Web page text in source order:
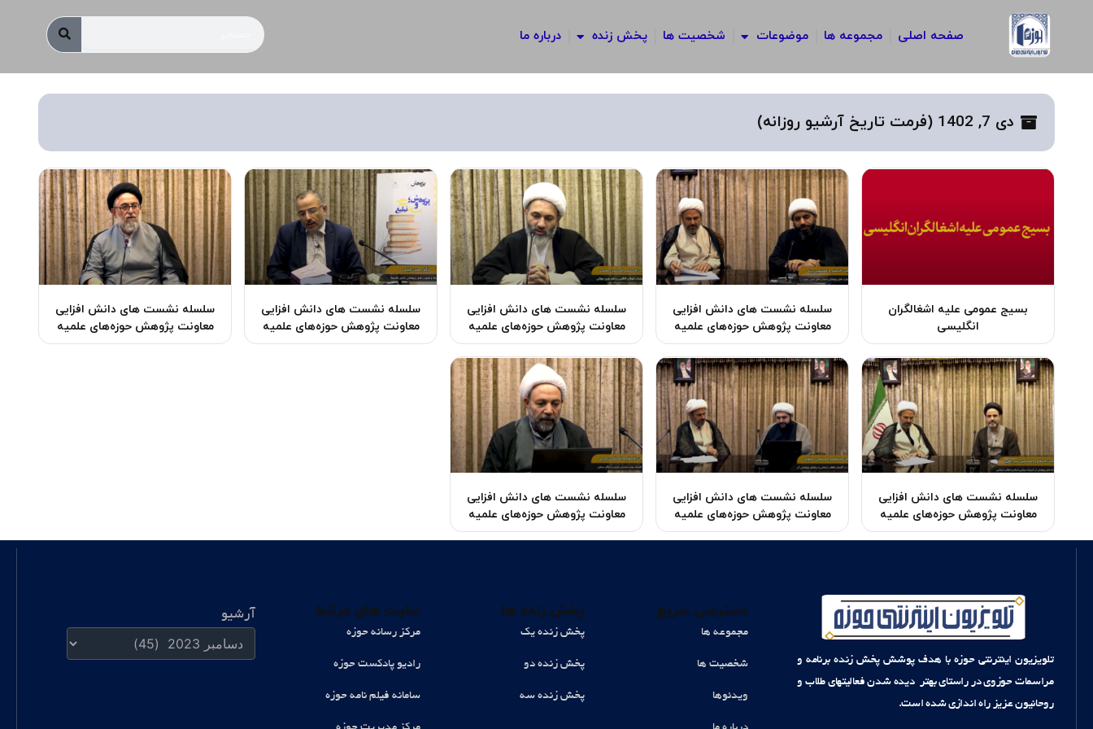
صفحه اصلی مجموعه ها موضوعات شخصیت ها پخش زنده درباره ما
جستجو
دی 7, 1402 (فرمت تاریخ آرشیو روزانه)
بسیج عمومی علیه اشغالگران
انگلیسی
سلسله نشست ‌های دانش افزایی
معاونت پژوهش حوزه‌های علمیه
سلسله نشست ‌های دانش افزایی
معاونت پژوهش حوزه‌های علمیه
سلسله نشست ‌های دانش افزایی
معاونت پژوهش حوزه‌های علمیه
سلسله نشست ‌های دانش افزایی
معاونت پژوهش حوزه‌های علمیه
سلسله نشست ‌های دانش افزایی
معاونت پژوهش حوزه‌های علمیه
سلسله نشست ‌های دانش افزایی
معاونت پژوهش حوزه‌های علمیه
سلسله نشست ‌های دانش افزایی
معاونت پژوهش حوزه‌های علمیه
تلویزیون اینترنتی حوزه با هدف پوشش پخش زنده برنامه و
مراسمات حوزوی در راستای بهتر دیده شدن فعالیتهای طلاب و
روحانیون عزیز راه اندازی شده است.
دسترسی سریع
مجموعه ها
شخصیت ها
ویدئوها
پخش زنده ها
پخش زنده یک
پخش زنده دو
پخش زنده سه
سایت های مرتبط
مرکز رسانه حوزه
رادیو پادکست حوزه
سامانه فیلم نامه حوزه
آرشیو
آرشیو